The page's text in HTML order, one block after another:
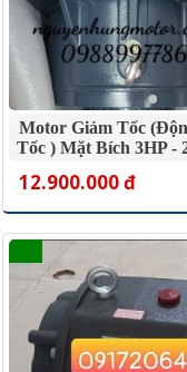
Motor Giảm Tốc
Tốc ) Mặt Bích 3HP -
12.900.000 đ